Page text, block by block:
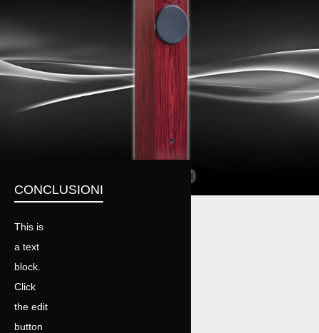
CONCLUSIONI
This is
a text
block.
Click
the edit
button